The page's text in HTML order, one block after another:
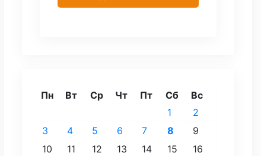
Пн Вт Ср Чт Пт Сб Вс
1
2
3
4 5 6 7 8
9
10
11 12 13 14 15
16